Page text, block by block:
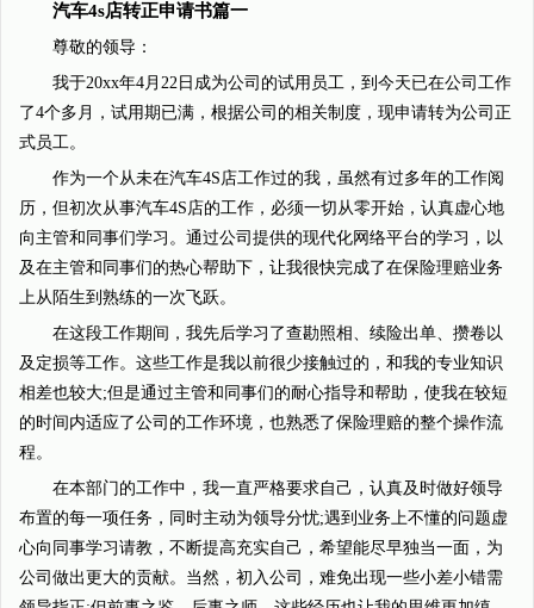
汽车4s店转正申请书篇一
尊敬的领导：
我于20xx年4月22日成为公司的试用员工，到今天已在公司工作
了4个多月，试用期已满，根据公司的相关制度，现申请转为公司正
式员工。
作为一个从未在汽车4S店工作过的我，虽然有过多年的工作阅
历，但初次从事汽车4S店的工作，必须一切从零开始，认真虚心地
向主管和同事们学习。通过公司提供的现代化网络平台的学习，以
及在主管和同事们的热心帮助下，让我很快完成了在保险理赔业务
上从陌生到熟练的一次飞跃。
在这段工作期间，我先后学习了查勘照相、续险出单、攒卷以
及定损等工作。这些工作是我以前很少接触过的，和我的专业知识
相差也较大;但是通过主管和同事们的耐心指导和帮助，使我在较短
的时间内适应了公司的工作环境，也熟悉了保险理赔的整个操作流
程。
在本部门的工作中，我一直严格要求自己，认真及时做好领导
布置的每一项任务，同时主动为领导分忧;遇到业务上不懂的问题虚
心向同事学习请教，不断提高充实自己，希望能尽早独当一面，为
公司做出更大的贡献。当然，初入公司，难免出现一些小差小错需